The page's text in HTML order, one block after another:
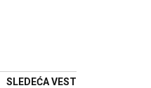
SLEDEĆA VEST